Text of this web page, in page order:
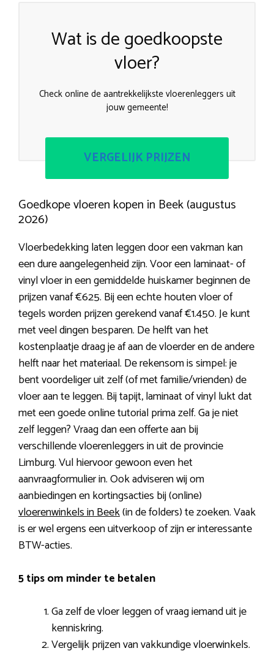
Wat is de goedkoopste
vloer?
Check online de aantrekkelijkste vloerenleggers uit
jouw gemeente!
VERGELIJK PRIJZEN
Goedkope vloeren kopen in Beek (augustus
2026)
Vloerbedekking laten leggen door een vakman kan
een dure aangelegenheid zijn. Voor een laminaat- of
vinyl vloer in een gemiddelde huiskamer beginnen de
prijzen vanaf €625. Bij een echte houten vloer of
tegels worden prijzen gerekend vanaf €1.450. Je kunt
met veel dingen besparen. De helft van het
kostenplaatje draag je af aan de vloerder en de andere
helft naar het materiaal. De rekensom is simpel: je
bent voordeliger uit zelf (of met familie/vrienden) de
vloer aan te leggen. Bij tapijt, laminaat of vinyl lukt dat
met een goede online tutorial prima zelf. Ga je niet
zelf leggen? Vraag dan een offerte aan bij
verschillende vloerenleggers in uit de provincie
Limburg. Vul hiervoor gewoon even het
aanvraagformulier in. Ook adviseren wij om
aanbiedingen en kortingsacties bij (online)
vloerenwinkels in Beek(in de folders) te zoeken. Vaak
is er wel ergens een uitverkoop of zijn er interessante
BTW-acties.
5 tips om minder te betalen
Ga zelf de vloer leggen of vraag iemand uit je
kenniskring.
Vergelijk prijzen van vakkundige vloerwinkels.